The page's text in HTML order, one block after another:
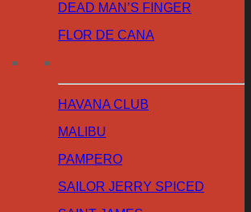
DEAD MAN’S FINGER
FLOR DE CANA
HAVANA CLUB
MALIBU
PAMPERO
SAILOR JERRY SPICED